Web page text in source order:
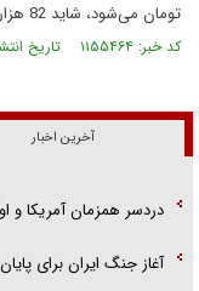
تومان می‌شود، شاید 82 هزار دلار بوده است.
کد خبر: ۱۱۵۵۴۶۴ تاریخ انتشار : ۱۴۰۲/۰۲/۱۶
آخرین اخبار
دردسر همزمان آمریکا و
آغاز جنگ ایران برای